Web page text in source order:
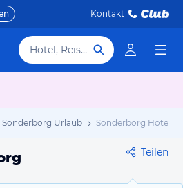
Kontakt
Hotel, Reiseziel
Sonderborg Urlaub Sonderborg Hotels
Teilen